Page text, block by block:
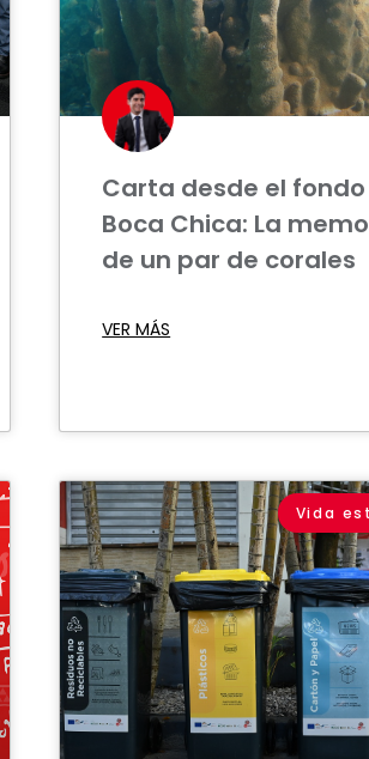
Carta desde el
Boca Chica: La
de un par de corales
VER MÁS
Vida